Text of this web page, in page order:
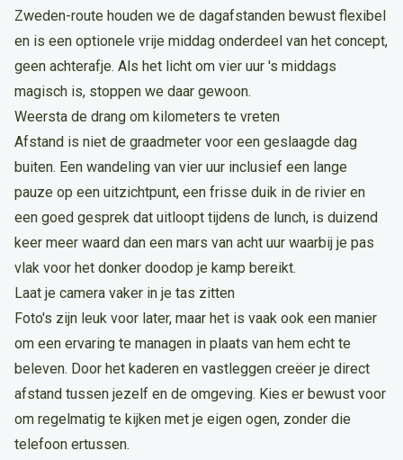
Zweden-route houden we de dagafstanden bewust flexibel
en is een optionele vrije middag onderdeel van het concept,
geen achterafje. Als het licht om vier uur 's middags
magisch is, stoppen we daar gewoon.
Weersta de drang om kilometers te vreten
Afstand is niet de graadmeter voor een geslaagde dag
buiten. Een wandeling van vier uur inclusief een lange
pauze op een uitzichtpunt, een frisse duik in de rivier en
een goed gesprek dat uitloopt tijdens de lunch, is duizend
keer meer waard dan een mars van acht uur waarbij je pas
vlak voor het donker doodop je kamp bereikt.
Laat je camera vaker in je tas zitten
Foto's zijn leuk voor later, maar het is vaak ook een manier
om een ervaring te managen in plaats van hem echt te
beleven. Door het kaderen en vastleggen creëer je direct
afstand tussen jezelf en de omgeving. Kies er bewust voor
om regelmatig te kijken met je eigen ogen, zonder die
telefoon ertussen.